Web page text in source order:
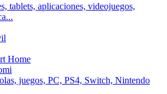
tablets, aplicaciones, videojuegos,
Home
juegos, PC, PS4, Switch, Nintendo